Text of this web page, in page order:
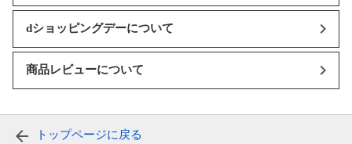
dショッピングデーについて
商品レビューについて
トップページに戻る